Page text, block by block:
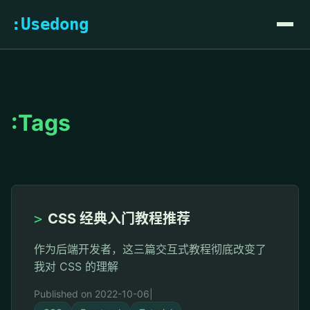
:Usedong
:Tags
> CSS 经典入门教程推荐
作为后端开发者，这三篇交互式教程彻底改变了
我对 CSS 的理解
Published on 2022-10-06